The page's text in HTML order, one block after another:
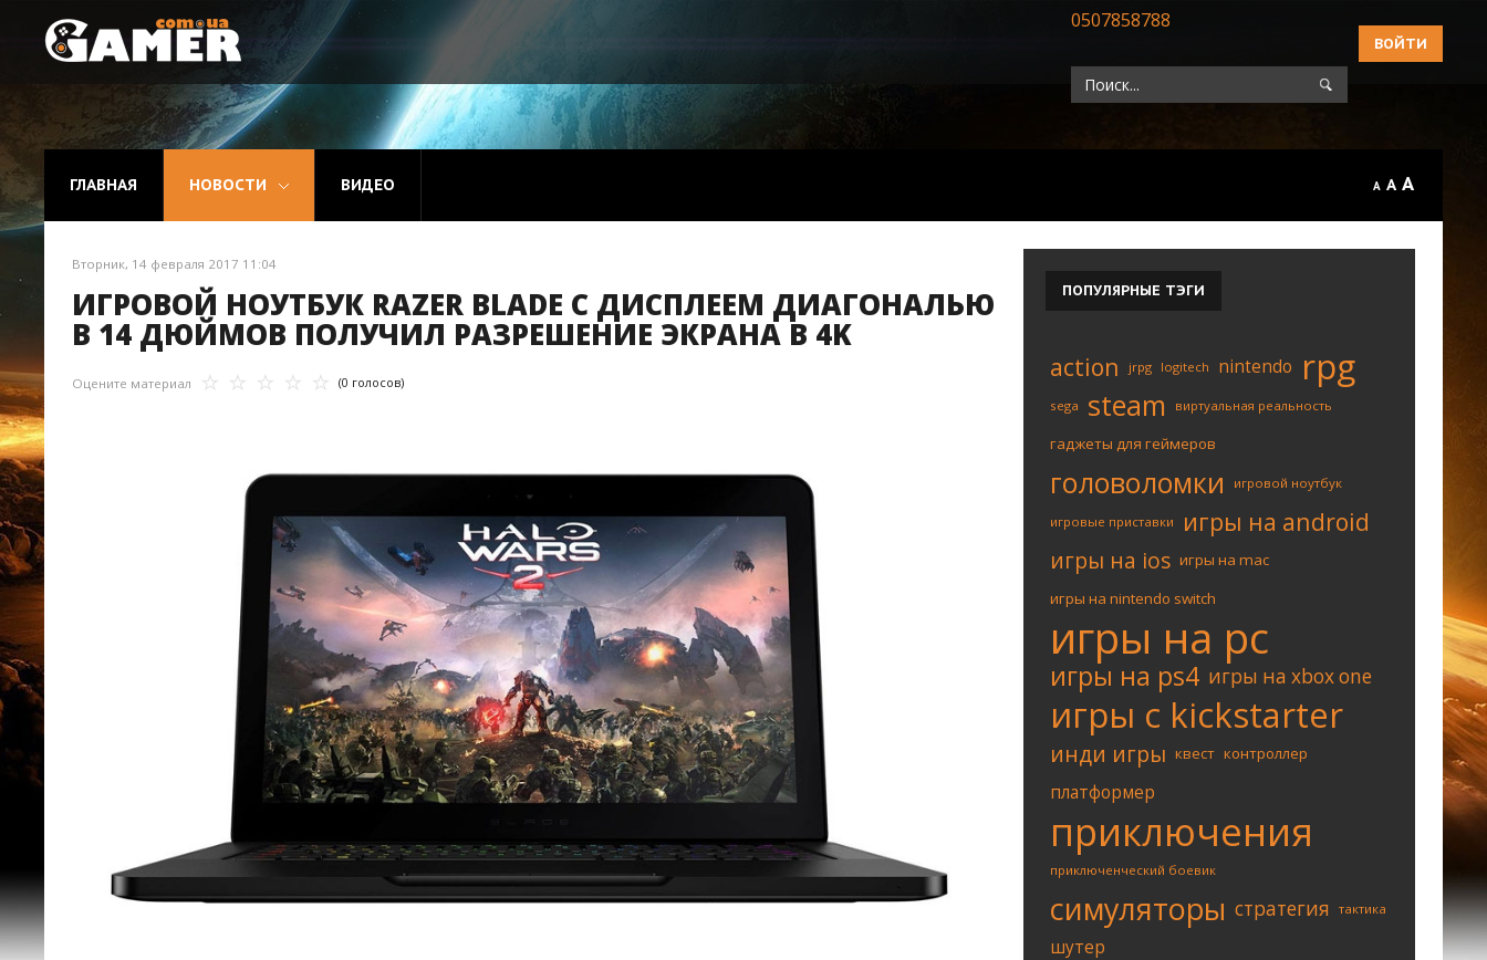
Главная
Новости
Видео
ВОЙТИ
0507858788
ГЛАВНАЯ НОВОСТИ ВИДЕО A A A
Вторник, 14 февраля 2017 11:04
ИГРОВОЙ НОУТБУК RAZER BLADE С ДИСПЛЕЕМ ДИАГОНАЛЬЮ
В 14 ДЮЙМОВ ПОЛУЧИЛ РАЗРЕШЕНИЕ ЭКРАНА В 4K
Оцените материал (0 голосов)
ПОПУЛЯРНЫЕ ТЭГИ
action jrpg logitech nintendo rpg
sega steam виртуальная реальность
гаджеты для геймеров
головоломки игровой ноутбук
игровые приставки игры на android
игры на ios игры на mac
игры на nintendo switch
игры на pc
игры на ps4 игры на xbox one
игры с kickstarter
инди игры квест контроллер
платформер
приключения
приключенческий боевик
симуляторы стратегия тактика
шутер